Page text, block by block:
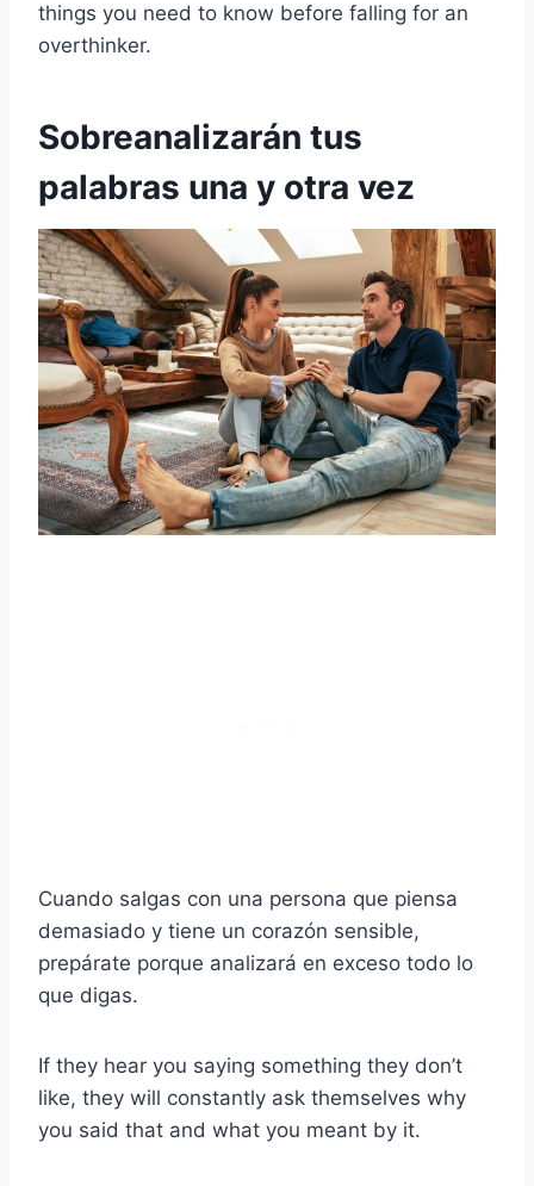
things you need to know before falling for an
overthinker.
Sobreanalizarán tus
palabras una y otra vez
Cuando salgas con una persona que piensa
demasiado y tiene un corazón sensible,
prepárate porque analizará en exceso todo lo
que digas.
If they hear you saying something they don’t
like, they will constantly ask themselves why
you said that and what you meant by it.